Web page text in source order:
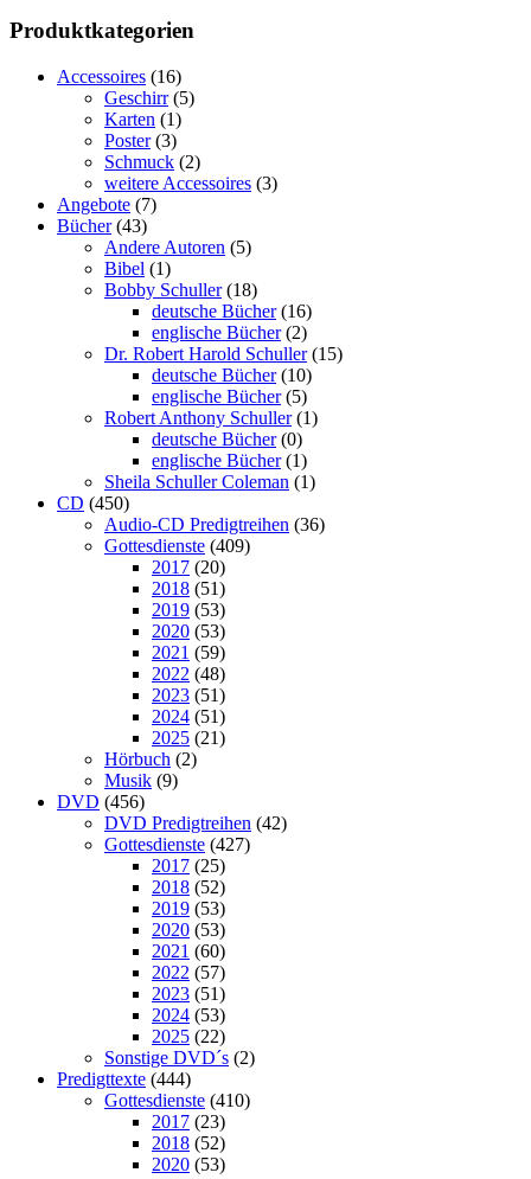
Produktkategorien
Accessoires (16)
Geschirr (5)
Karten (1)
Poster (3)
Schmuck (2)
weitere Accessoires (3)
Angebote (7)
Bücher (43)
Andere Autoren (5)
Bibel (1)
Bobby Schuller (18)
deutsche Bücher (16)
englische Bücher (2)
Dr. Robert Harold Schuller (15)
deutsche Bücher (10)
englische Bücher (5)
Robert Anthony Schuller (1)
deutsche Bücher (0)
englische Bücher (1)
Sheila Schuller Coleman (1)
CD (450)
Audio-CD Predigtreihen (36)
Gottesdienste (409)
2017 (20)
2018 (51)
2019 (53)
2020 (53)
2021 (59)
2022 (48)
2023 (51)
2024 (51)
2025 (21)
Hörbuch (2)
Musik (9)
DVD (456)
DVD Predigtreihen (42)
Gottesdienste (427)
2017 (25)
2018 (52)
2019 (53)
2020 (53)
2021 (60)
2022 (57)
2023 (51)
2024 (53)
2025 (22)
Sonstige DVD´s (2)
Predigttexte (444)
Gottesdienste (410)
2017 (23)
2018 (52)
2020 (53)